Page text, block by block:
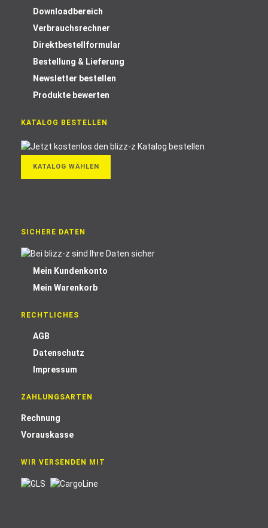
Downloadbereich
Verbrauchsrechner
Direktbestellformular
Bestellung & Lieferung
Newsletter bestellen
Produkte bewerten
KATALOG BESTELLEN
KATALOG WÄHLEN
SICHERE DATEN
Mein Kundenkonto
Mein Warenkorb
RECHTLICHES
AGB
Datenschutz
Impressum
ZAHLUNGSARTEN
Rechnung
Vorauskasse
WIR VERSENDEN MIT